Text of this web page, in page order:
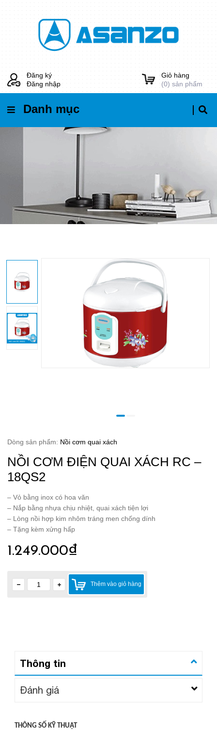
Đăng ký
Đăng nhập
Giỏ hàng
(0) sản phẩm
Danh mục
Dòng sản phẩm: Nồi cơm quai xách
NỒI CƠM ĐIỆN QUAI XÁCH RC –
18QS2
– Vỏ bằng inox có hoa văn
– Nắp bằng nhựa chịu nhiệt, quai xách tiện lợi
– Lòng nồi hợp kim nhôm tráng men chống dính
– Tặng kèm xửng hấp
1.249.000₫
Thêm vào giỏ hàng
Thông tin
Đánh giá
THÔNG SỐ KỸ THUẬT